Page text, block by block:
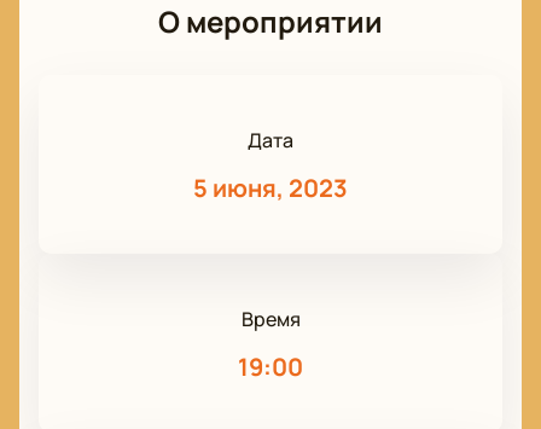
О мероприятии
Дата
5 июня, 2023
Время
19:00